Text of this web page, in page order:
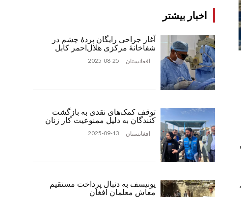
اخبار بیشتر
آغاز جراحی رایگان پردۀ چشم در
شفاخانۀ مرکزی هلال‌احمر کابل
افغانستان 2025-08-25
توقف کمک‌های نقدی به بازگشت
‌کنندگان به دلیل ممنوعیت کار زنان
افغانستان 2025-09-13
یونیسف به دنبال پرداخت مستقیم
معاش معلمان افغان